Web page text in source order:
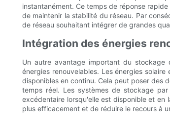
instantanément. Ce temps de réponse
de maintenir la stabilité du réseau. Par
de réseau souhaitant intégrer de grandes
Intégration des énergies
Un autre avantage important du
énergies renouvelables. Les énergies
disponibles en continu. Cela peut poser des
temps réel. Les systèmes de stockage
excédentaire lorsqu'elle est disponible et en
plus efficacement et de réduire le recours à